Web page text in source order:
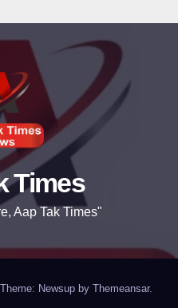
Times
Aap Tak Times"
Theme: Newsup by Themeansar.